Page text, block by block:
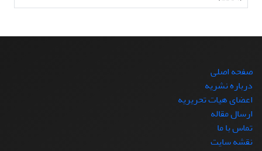
صفحه اصلی
درباره نشریه
اعضای هیات تحریریه
ارسال مقاله
تماس با ما
نقشه سایت